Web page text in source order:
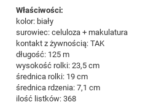
Właściwości:
kolor: biały
surowiec: celuloza + makulatura
kontakt z żywnością: TAK
długość: 125 m
wysokość rolki: 23,5 cm
średnica rolki: 19 cm
średnica rdzenia: 7,1 cm
ilość listków: 368